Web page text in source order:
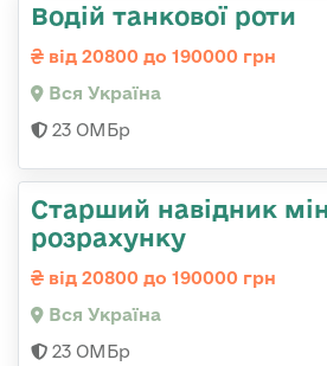
Водій танкової роти
від 20800 до 190000 грн
Вся Україна
23 ОМБр
Старший навідник
розрахунку
від 20800 до 190000 грн
Вся Україна
23 ОМБр